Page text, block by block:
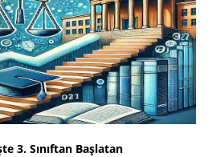
3. Sınıftan Başlatan